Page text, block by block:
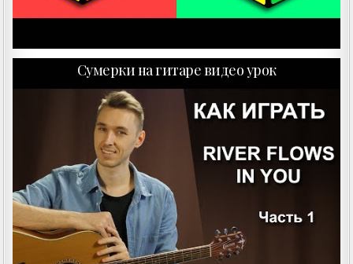
Сумерки на гитаре видео урок